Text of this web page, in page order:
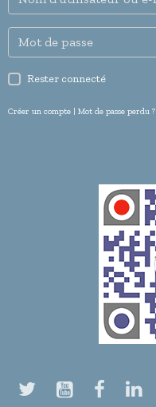
Rester connecté
Créer un compte | Mot de passe perdu ?